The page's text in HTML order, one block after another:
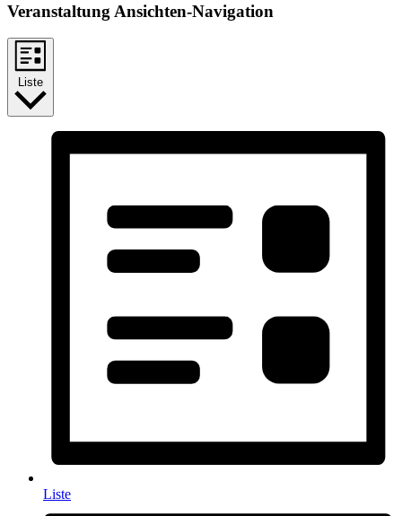
Veranstaltung Ansichten-Navigation
Liste
Liste